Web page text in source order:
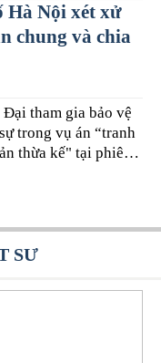
Hà Nội xét xử
chung và chia
tham gia bảo vệ
trong vụ án “tranh
thừa kế" tại phiên
SƯ